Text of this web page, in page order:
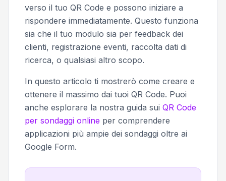
verso il tuo QR Code e possono iniziare a
rispondere immediatamente. Questo funziona
sia che il tuo modulo sia per feedback dei
clienti, registrazione eventi, raccolta dati di
ricerca, o qualsiasi altro scopo.
In questo articolo ti mostrerò come creare e
ottenere il massimo dai tuoi QR Code. Puoi
anche esplorare la nostra guida sui QR Code
per sondaggi online per comprendere
applicazioni più ampie dei sondaggi oltre ai
Google Form.